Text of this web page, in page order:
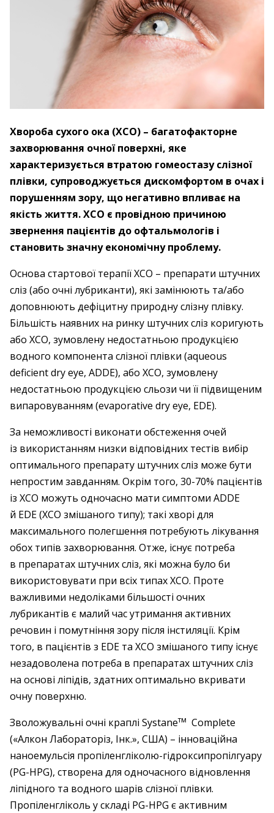
Хвороба сухого ока (ХСО) – багатофакторне
захворювання очної поверхні, яке
характеризується втратою гомеостазу слізної
плівки, супроводжується дискомфортом в очах і
порушенням зору, що негативно впливає на
якість життя. ХСО є провідною причиною
звернення пацієнтів до офтальмологів і
становить значну економічну проблему.
Основа стартової терапії ХСО – препарати штучних
сліз (або очні лубриканти), які замінюють та/або
доповнюють дефіцитну природну слізну плівку.
Більшість наявних на ринку штучних сліз коригують
або ХСО, зумовлену недостатньою продукцією
водного компонента слізної плівки (aqueous
deficient dry eye, ADDE), або ХСО, зумовлену
недостатньою продукцією сльози чи її підвищеним
випаровуванням (evaporative dry eye, EDE).
За неможливості виконати обстеження очей
із використанням низки відповідних тестів вибір
оптимального препарату штучних сліз може бути
непростим завданням. Окрім того, 30-70% пацієнтів
із ХСО можуть одночасно мати симптоми ADDE
й EDE (ХСО змішаного типу); такі хворі для
максимального полегшення потребують лікування
обох типів захворювання. Отже, існує потреба
в препаратах штучних сліз, які можна було би
використовувати при всіх типах ХСО. Проте
важливими недоліками більшості очних
лубрикантів є малий час утримання активних
речовин і помутніння зору після інстиляції. Крім
того, в пацієнтів з EDE та ХСО змішаного типу існує
незадоволена потреба в препаратах штучних сліз
на основі ліпідів, здатних оптимально вкривати
очну поверхню.
Зволожувальні очні краплі Systaneтм Complete
(«Алкон Лабораторіз, Інк.», США) – інноваційна
наноемульсія пропіленгліколю-гідроксипропілгуару
(PG-HPG), створена для одночасного відновлення
ліпідного та водного шарів слізної плівки.
Пропіленгліколь у складі PG-HPG є активним